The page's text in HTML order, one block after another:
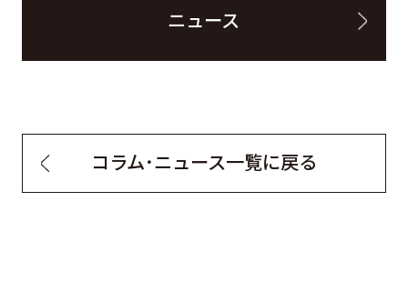
ニュース
コラム・ニュース一覧に戻る